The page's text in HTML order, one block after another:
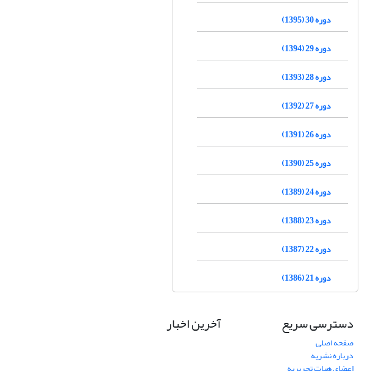
دوره 30 (1395)
دوره 29 (1394)
دوره 28 (1393)
دوره 27 (1392)
دوره 26 (1391)
دوره 25 (1390)
دوره 24 (1389)
دوره 23 (1388)
دوره 22 (1387)
دوره 21 (1386)
دسترسی سریع
صفحه اصلی
درباره نشریه
آخرین اخبار